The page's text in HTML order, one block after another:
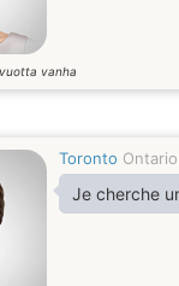
vuotta vanha
Toronto Ontario
Je cherche